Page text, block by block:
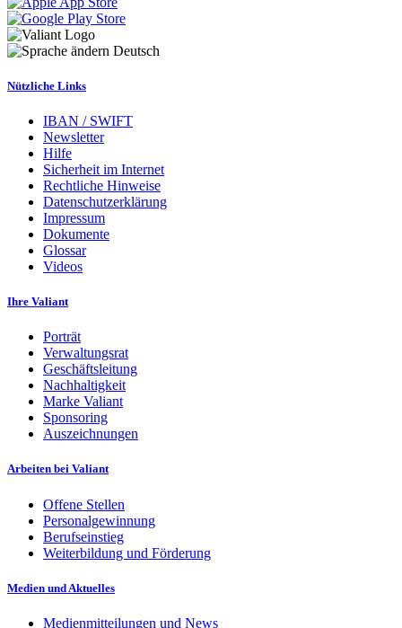
Deutsch
Nützliche Links
IBAN / SWIFT
Newsletter
Hilfe
Sicherheit im Internet
Rechtliche Hinweise
Datenschutzerklärung
Impressum
Dokumente
Glossar
Videos
Ihre Valiant
Porträt
Verwaltungsrat
Geschäftsleitung
Nachhaltigkeit
Marke Valiant
Sponsoring
Auszeichnungen
Arbeiten bei Valiant
Offene Stellen
Personalgewinnung
Berufseinstieg
Weiterbildung und Förderung
Medien und Aktuelles
Medienmitteilungen und News